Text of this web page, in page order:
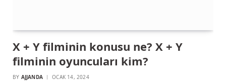
X + Y filminin konusu ne? X + Y
filminin oyuncuları kim?
BY AJJANDA OCAK 14, 2024